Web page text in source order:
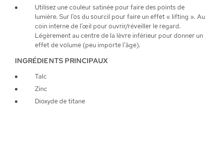
Utilisez une couleur satinée pour faire des points de
lumière. Sur l’os du sourcil pour faire un effet « lifting ». Au
coin interne de l’œil pour ouvrir/réveiller le regard.
Légèrement au centre de la lèvre inférieur pour donner un
effet de volume (peu importe l’âge).
INGRÉDIENTS PRINCIPAUX
Talc
Zinc
Dioxyde de titane